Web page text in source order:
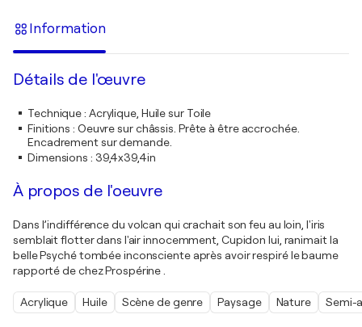
Information
Détails de l'œuvre
Technique: Acrylique, Huile sur Toile
Finitions : Oeuvre sur châssis. Prête à être accrochée.
Encadrement sur demande.
Dimensions : 39,4x39,4in
À propos de l'oeuvre
Dans l’indifférence du volcan qui crachait son feu au loin, l'iris
semblait flotter dans l'air innocemment, Cupidon lui, ranimait la
belle Psyché tombée inconsciente après avoir respiré le baume
rapporté de chez Prospérine .
Acrylique Huile Scène de genre Paysage Nature Semi-